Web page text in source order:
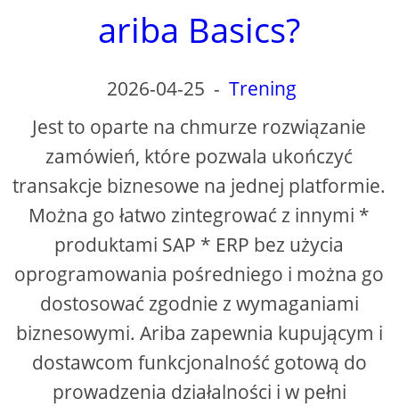
ariba Basics?
2026-04-25 - Trening
Jest to oparte na chmurze rozwiązanie
zamówień, które pozwala ukończyć
transakcje biznesowe na jednej platformie.
Można go łatwo zintegrować z innymi *
produktami SAP * ERP bez użycia
oprogramowania pośredniego i można go
dostosować zgodnie z wymaganiami
biznesowymi. Ariba zapewnia kupującym i
dostawcom funkcjonalność gotową do
prowadzenia działalności i w pełni